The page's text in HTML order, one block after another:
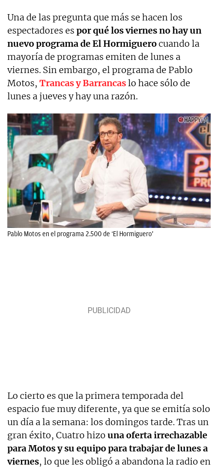
Una de las pregunta que más se hacen los
espectadores es por qué los viernes no hay un
nuevo programa de El Hormiguerocuando la
mayoría de programas emiten de lunes a
viernes. Sin embargo, el programa de Pablo
Motos, Trancas y Barrancaslo hace sólo de
lunes a jueves y hay una razón.
Pablo Motos en el programa 2.500 de ‘El Hormiguero’
Lo cierto es que la primera temporada del
espacio fue muy diferente, ya que se emitía solo
un día a la semana: los domingos tarde. Tras un
gran éxito, Cuatro hizo una oferta irrechazable
para Motos y su equipo para trabajar de lunes a
viernes, lo que les obligó a abandona la radio en